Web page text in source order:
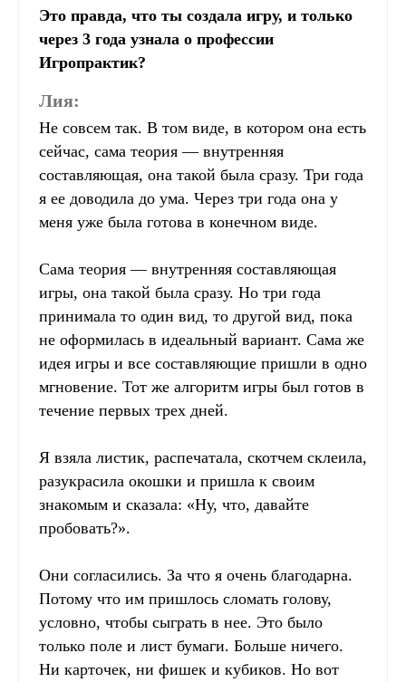
Это правда, что ты создала игру, и только
через 3 года узнала о профессии
Игропрактик?
Лия:
Не совсем так. В том виде, в котором она есть
сейчас, сама теория — внутренняя
составляющая, она такой была сразу. Три года
я ее доводила до ума. Через три года она у
меня уже была готова в конечном виде.
Сама теория — внутренняя составляющая
игры, она такой была сразу. Но три года
принимала то один вид, то другой вид, пока
не оформилась в идеальный вариант. Сама же
идея игры и все составляющие пришли в одно
мгновение. Тот же алгоритм игры был готов в
течение первых трех дней.
Я взяла листик, распечатала, скотчем склеила,
разукрасила окошки и пришла к своим
знакомым и сказала: «Ну, что, давайте
пробовать?».
Они согласились. За что я очень благодарна.
Потому что им пришлось сломать голову,
условно, чтобы сыграть в нее. Это было
только поле и лист бумаги. Больше ничего.
Ни карточек, ни фишек и кубиков. Но вот